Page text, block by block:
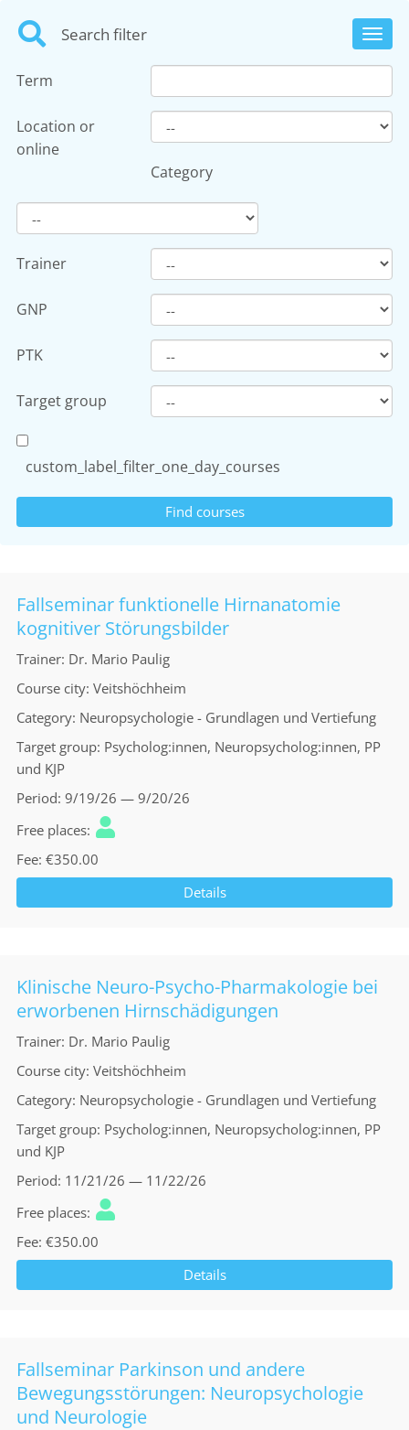
Search filter
Term
Location or
online
Category
Trainer
GNP
PTK
Target group
custom_label_filter_one_day_courses
Fallseminar funktionelle Hirnanatomie
kognitiver Störungsbilder
Trainer Dr. Mario Paulig
Course city Veitshöchheim
Category Neuropsychologie - Grundlagen und Vertiefung
Target group Psycholog:innen, Neuropsycholog:innen, PP
und KJP
Period 9/19/26 — 9/20/26
Free places
Fee €350.00
Details
Klinische Neuro-Psycho-Pharmakologie bei
erworbenen Hirnschädigungen
Trainer Dr. Mario Paulig
Course city Veitshöchheim
Category Neuropsychologie - Grundlagen und Vertiefung
Target group Psycholog:innen, Neuropsycholog:innen, PP
und KJP
Period 11/21/26 — 11/22/26
Free places
Fee €350.00
Details
Fallseminar Parkinson und andere
Bewegungsstörungen: Neuropsychologie
und Neurologie